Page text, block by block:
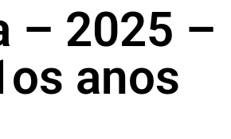
– 2025 –
anos